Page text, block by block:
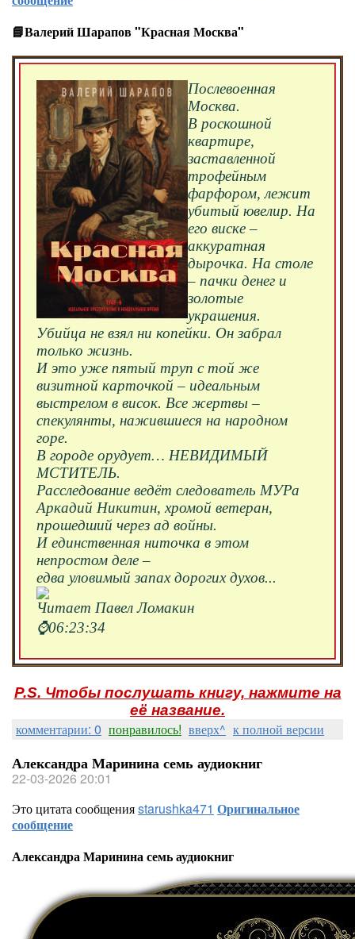
📘Валерий Шарапов "Красная Москва"
Послевоенная
Москва.
В роскошной
квартире,
заставленной
трофейным
фарфором, лежит
убитый ювелир. На
его виске –
аккуратная
дырочка. На столе
– пачки денег и
золотые
украшения.
Убийца не взял ни копейки. Он забрал
только жизнь.
И это уже пятый труп с той же
визитной карточкой – идеальным
выстрелом в висок. Все жертвы –
спекулянты, нажившиеся на народном
горе.
В городе орудует… НЕВИДИМЫЙ
МСТИТЕЛЬ.
Расследование ведёт следователь МУРа
Аркадий Никитин, хромой ветеран,
прошедший через ад войны.
И единственная ниточка в этом
непростом деле –
едва уловимый запах дорогих духов...
Читает Павел Ломакин
⌚️06:23:34
P.S. Чтобы послушать книгу, нажмите на
её название.
комментарии: 0 понравилось! вверх^ к полной версии
Александра Маринина семь аудиокниг
22-03-2026 20:01
Это цитата сообщенияstarushka471 Оригинальное
сообщение
Александра Маринина семь аудиокниг